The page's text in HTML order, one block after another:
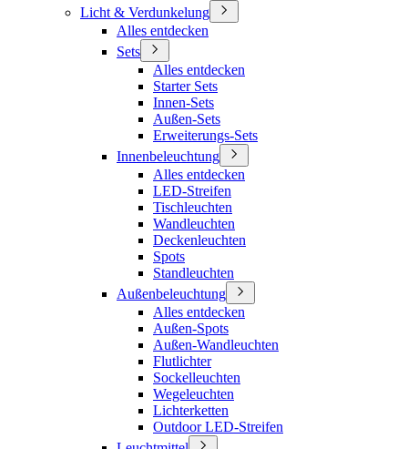
Licht & Verdunkelung
Alles entdecken
Sets
Alles entdecken
Starter Sets
Innen-Sets
Außen-Sets
Erweiterungs-Sets
Innenbeleuchtung
Alles entdecken
LED-Streifen
Tischleuchten
Wandleuchten
Deckenleuchten
Spots
Standleuchten
Außenbeleuchtung
Alles entdecken
Außen-Spots
Außen-Wandleuchten
Flutlichter
Sockelleuchten
Wegeleuchten
Lichterketten
Outdoor LED-Streifen